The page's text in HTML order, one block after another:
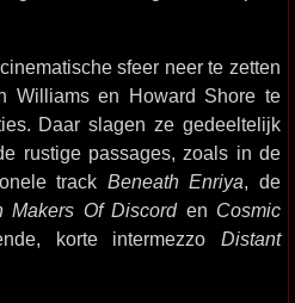
sfeer neer te zetten
Williams en Howard Shore te
Daar slagen ze gedeeltelijk
rustige passages, zoals in de
track Beneath Enriya, de
Makers Of Discorden Cosmic
korte intermezzo Distant